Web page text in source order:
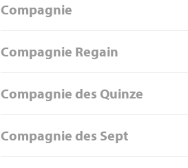
Compagnie
Compagnie Regain
Compagnie des Quinze
Compagnie des Sept